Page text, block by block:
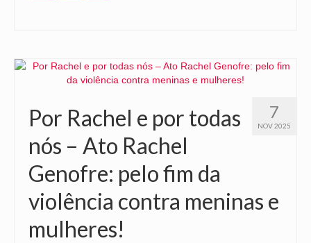
7
NOV 2025
Por Rachel e por todas
nós – Ato Rachel
Genofre: pelo fim da
violência contra meninas e
mulheres!